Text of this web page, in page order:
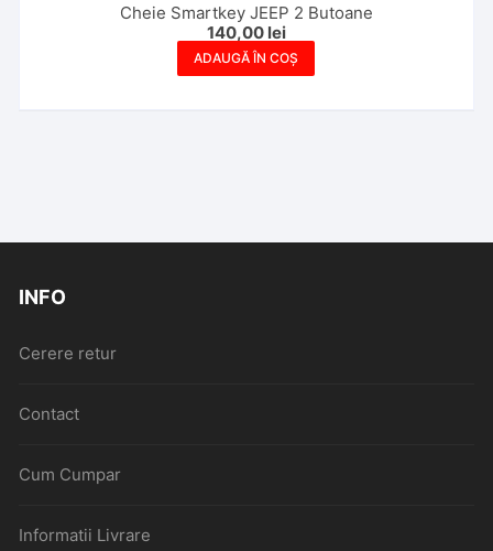
Cheie Smartkey JEEP 2 Butoane
140,00 lei
ADAUGĂ ÎN COȘ
INFO
Cerere retur
Contact
Cum Cumpar
Informatii Livrare